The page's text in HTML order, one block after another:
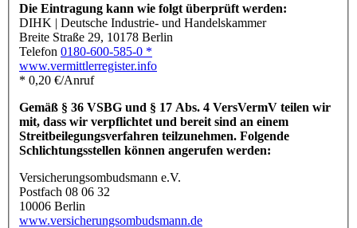
Die Eintragung kann wie folgt überprüft werden:
DIHK | Deutsche Industrie- und Handelskammer
Breite Straße 29, 10178 Berlin
Telefon 0180-600-585-0 *
www.vermittlerregister.info
* 0,20 €/Anruf
Gemäß § 36 VSBG und § 17 Abs. 4 VersVermV teilen wir
mit, dass wir verpflichtet und bereit sind an einem
Streitbeilegungsverfahren teilzunehmen. Folgende
Schlichtungsstellen können angerufen werden:
Versicherungsombudsmann e.V.
Postfach 08 06 32
10006 Berlin
www.versicherungsombudsmann.de